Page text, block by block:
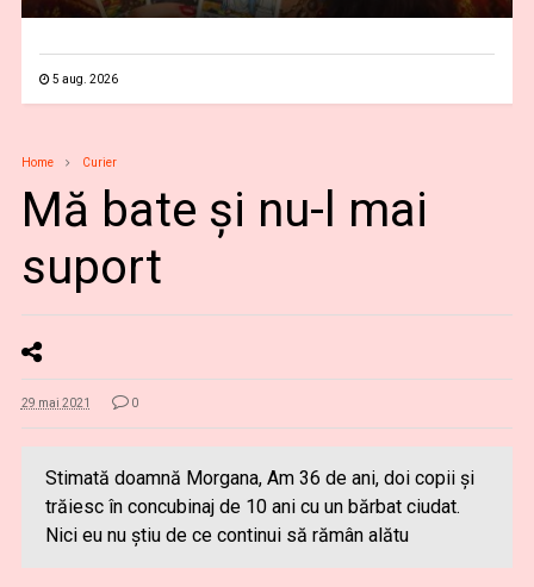
5 aug. 2026
Home Curier
Mă bate şi nu-l mai
suport
29 mai 2021 0
Stimată doamnă Morgana, Am 36 de ani, doi copii şi
trăiesc în concubinaj de 10 ani cu un bărbat ciudat.
Nici eu nu ştiu de ce continui să rămân alătu